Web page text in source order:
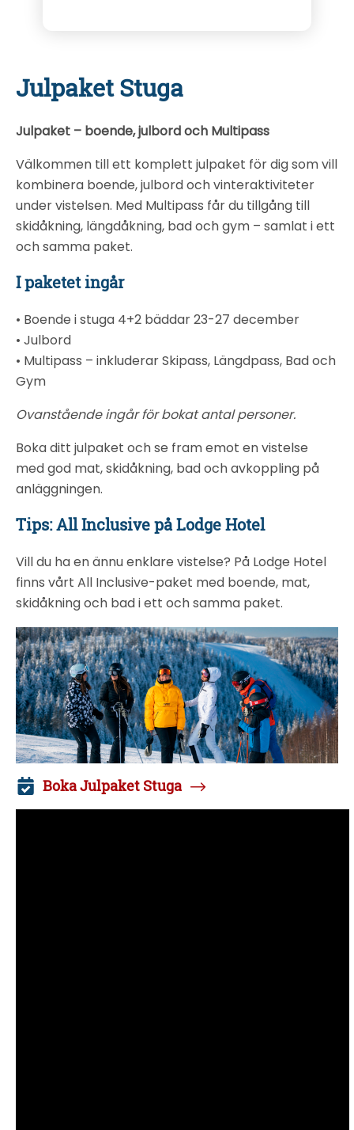
Julpaket Stuga
Julpaket – boende, julbord och Multipass
Välkommen till ett komplett julpaket för dig som vill
kombinera boende, julbord och vinteraktiviteter
under vistelsen. Med Multipass får du tillgång till
skidåkning, längdåkning, bad och gym – samlat i ett
och samma paket.
I paketet ingår
• Boende i stuga 4+2 bäddar 23-27 december
• Julbord
• Multipass – inkluderar Skipass, Längdpass, Bad och
Gym
Ovanstående ingår för bokat antal personer.
Boka ditt julpaket och se fram emot en vistelse
med god mat, skidåkning, bad och avkoppling på
anläggningen.
Tips: All Inclusive på Lodge Hotel
Vill du ha en ännu enklare vistelse? På Lodge Hotel
finns vårt All Inclusive-paket med boende, mat,
skidåkning och bad i ett och samma paket.
Boka Julpaket Stuga